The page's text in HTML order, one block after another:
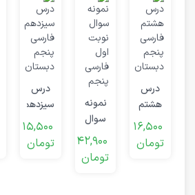
درس
هشتم
فارسی
پنجم
دبستان
16,500
تومان
نمونه
سوال
نوبت
اول
فارسی
42,900
تومان
درس
سیزدهم
فارسی
پنجم
دبستان
15,500
تومان